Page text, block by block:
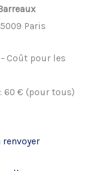
Paris
Coût pour les
60 € (pour tous)